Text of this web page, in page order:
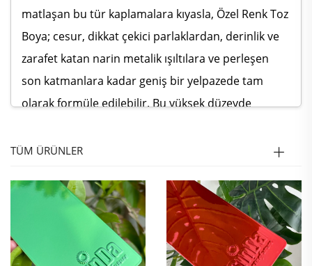
matlaşan bu tür kaplamalara kıyasla, Özel Renk Toz
Boya; cesur, dikkat çekici parlaklardan, derinlik ve
zarafet katan narin metalik ışıltılara ve perleşen
son katmanlara kadar geniş bir yelpazede tam
olarak formüle edilebilir. Bu yüksek düzeyde
markaya uygun, dikkat çekici ürünler yaratma
seçenek haline getirir. Tanıtım ürünleri için özel
kurumsal bir rengi eşleştirmek, restorasyon
projeleri için vintage bir tonu yeniden üretmek ya
da lüks ürünler için eşsiz bir yüzey oluşturmak gibi
TÜM ÜRÜNLER